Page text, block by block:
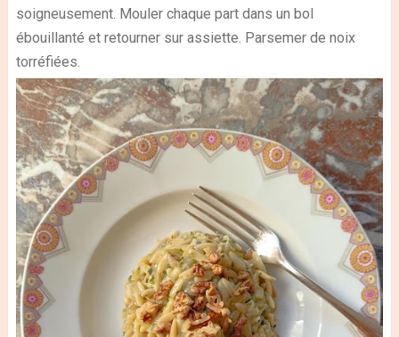
soigneusement. Mouler chaque part dans un bol
ébouillanté et retourner sur assiette. Parsemer de noix
torréfiées.